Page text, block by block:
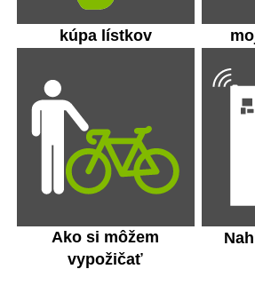
kúpa lístkov
Ako si môžem
vypožičať